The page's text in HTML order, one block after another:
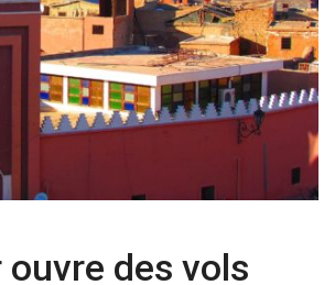
ouvre des vols